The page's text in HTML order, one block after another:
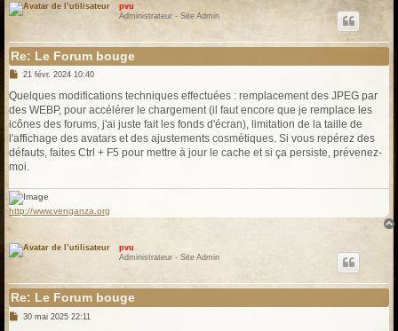
pvu
Administrateur - Site Admin
Re: Le Forum bouge
M
s
s
a
g
21 févr. 2024 10:40
Quelques modifications techniques effectuées : remplacement des JPEG par
des WEBP, pour accélérer le chargement (il faut encore que je remplace les
icônes des forums, j'ai juste fait les fonds d'écran), limitation de la taille de
l'affichage des avatars et des ajustements cosmétiques. Si vous repérez des
défauts, faites Ctrl + F5 pour mettre à jour le cache et si ça persiste, prévenez-
moi.
http://www.venganza.org
pvu
Administrateur - Site Admin
Re: Le Forum bouge
M30 mai 2025 22:11